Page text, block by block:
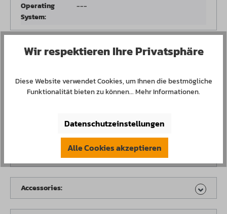
Operating
System:
---
RAM:
Storage | M.2:
Power Supply:
Accessories:
Wir respektieren Ihre Privatsphäre
Diese Website verwendet Cookies, um Ihnen die bestmögliche
Funktionalität bieten zu können...Mehr Informationen.
Datenschutzeinstellungen
Alle Cookies akzeptieren